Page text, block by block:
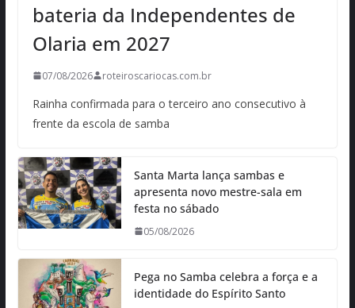
bateria da Independentes de
Olaria em 2027
07/08/2026 roteiroscariocas.com.br
Rainha confirmada para o terceiro ano consecutivo à
frente da escola de samba
Santa Marta lança sambas e
apresenta novo mestre-sala em
festa no sábado
05/08/2026
Pega no Samba celebra a força e a
identidade do Espírito Santo